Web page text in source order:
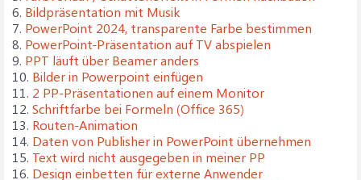
6. Bildpräsentation mit Musik
7. PowerPoint 2024, transparente Farbe bestimmen
8. PowerPoint-Präsentation auf TV abspielen
9. PPT läuft über Beamer anders
10. Bilder in Powerpoint einfügen
11. 2 PP-Präsentationen auf einem Monitor
12. Schriftfarbe bei Formeln (Office 365)
13. Routen-Animation
14. Daten von Publisher in PowerPoint übernehmen
15. Text wird nicht ausgegeben in meiner PP
16. Design einbetten für externe Anwender